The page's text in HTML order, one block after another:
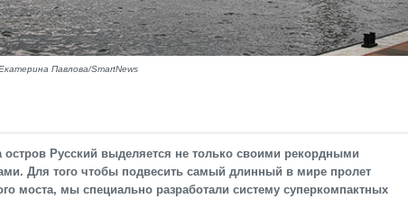
Павлова/SmartNews
остров Русский выделяется не только своими рекордными
Для того чтобы подвесить самый длинный в мире пролет
моста, мы специально разработали систему суперкомпактных